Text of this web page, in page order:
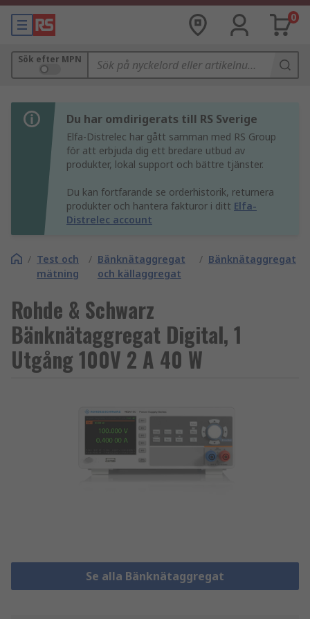
0
Sök efter MPN
Du har omdirigerats till RS Sverige
Elfa-Distrelec har gått samman med RS Group
för att erbjuda dig ett bredare utbud av
produkter, lokal support och bättre tjänster.
Du kan fortfarande se orderhistorik, returnera
produkter och hantera fakturor i ditt Elfa-
Distrelec account
/ Test och
mätning
/ Bänknätaggregat
och källaggregat
/ Bänknätaggregat
Rohde & Schwarz
Bänknätaggregat Digital, 1
Utgång 100V 2 A 40 W
Se alla Bänknätaggregat